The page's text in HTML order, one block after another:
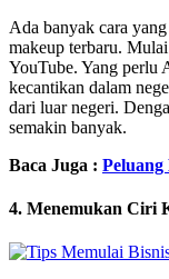
Ada banyak cara
makeup terbaru.
YouTube. Yang perlu
kecantikan dalam
dari luar negeri.
semakin banyak.
Baca Juga :
4. Menemukan Ciri